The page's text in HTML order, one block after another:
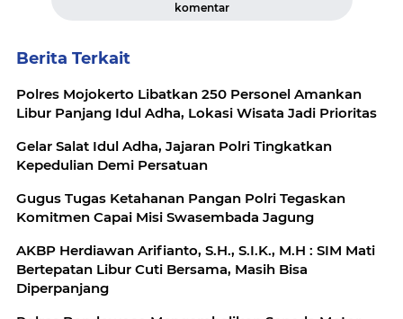
komentar
Berita Terkait
Polres Mojokerto Libatkan 250 Personel Amankan
Libur Panjang Idul Adha, Lokasi Wisata Jadi Prioritas
Gelar Salat Idul Adha, Jajaran Polri Tingkatkan
Kepedulian Demi Persatuan
Gugus Tugas Ketahanan Pangan Polri Tegaskan
Komitmen Capai Misi Swasembada Jagung
AKBP Herdiawan Arifianto, S.H., S.I.K., M.H : SIM Mati
Bertepatan Libur Cuti Bersama, Masih Bisa
Diperpanjang